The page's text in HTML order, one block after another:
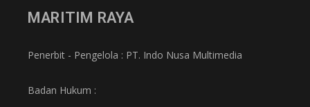
MARITIM RAYA
Penerbit - Pengelola : PT. Indo Nusa Multimedia
Badan Hukum :